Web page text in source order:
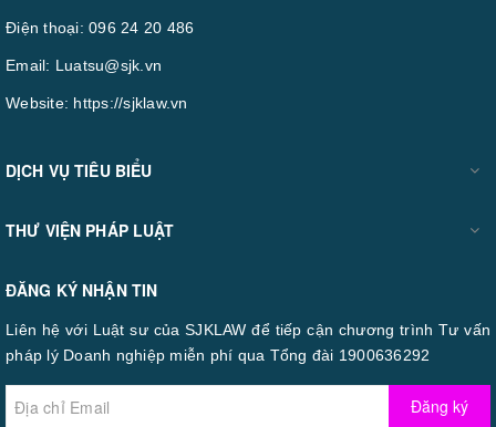
Điện thoại: 096 24 20 486
Email: Luatsu@sjk.vn
Website: https://sjklaw.vn
DỊCH VỤ TIÊU BIỂU
THƯ VIỆN PHÁP LUẬT
ĐĂNG KÝ NHẬN TIN
Liên hệ với Luật sư của SJKLAW để tiếp cận chương trình Tư vấn
pháp lý Doanh nghiệp miễn phí qua Tổng đài 1900636292
Đăng ký